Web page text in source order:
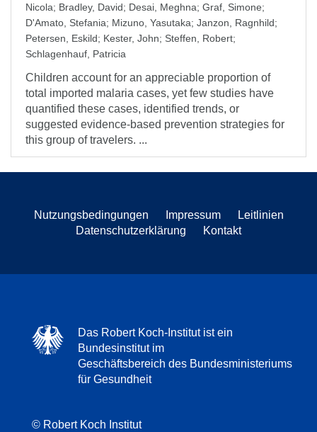
Nicola; Bradley, David; Desai, Meghna; Graf, Simone;
D'Amato, Stefania; Mizuno, Yasutaka; Janzon, Ragnhild;
Petersen, Eskild; Kester, John; Steffen, Robert;
Schlagenhauf, Patricia
Children account for an appreciable proportion of
total imported malaria cases, yet few studies have
quantified these cases, identified trends, or
suggested evidence-based prevention strategies for
this group of travelers. ...
Nutzungsbedingungen Impressum
Leitlinien
Datenschutzerklärung
Kontakt
Das Robert Koch-Institut ist ein
Bundesinstitut im
Geschäftsbereich des Bundesministeriums
für Gesundheit
© Robert Koch Institut